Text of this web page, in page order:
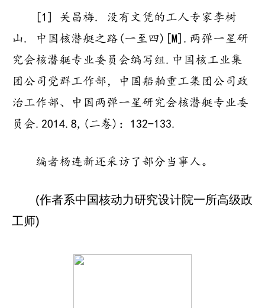
[1] 关昌梅. 没有文凭的工人专家李树
山. 中国核潜艇之路(一至四)[M].两弹一星研
究会核潜艇专业委员会编写组.中国核工业集
团公司党群工作部，中国船舶重工集团公司政
治工作部、中国两弹一星研究会核潜艇专业委
员会.2014.8,(二卷)：132-133.
编者杨连新还采访了部分当事人。
(作者系中国核动力研究设计院一所高级政
工师)